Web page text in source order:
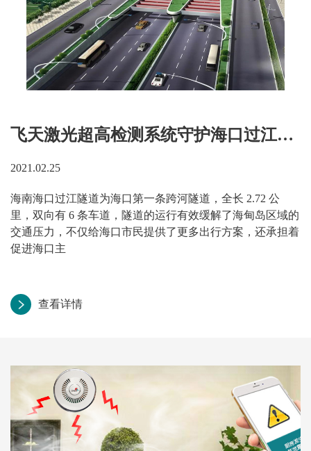
飞天激光超高检测系统守护海口过江隧道安全运行
2021.02.25
海南海口过江隧道为海口第一条跨河隧道，全长 2.72 公
里，双向有 6 条车道，隧道的运行有效缓解了海甸岛区域的
交通压力，不仅给海口市民提供了更多出行方案，还承担着
促进海口主
查看详情